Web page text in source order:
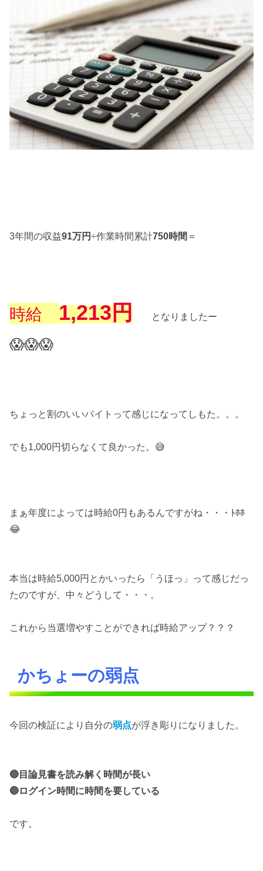
3年間の収益91万円÷作業時間累計750時間 ＝
時給 1,213円 となりましたー
😱😱😱
ちょっと割のいいバイトって感じになってしもた。。。
でも1,000円切らなくて良かった。😅
まぁ年度によっては時給0円もあるんですがね・・・ﾄﾎﾎ
😂
本当は時給5,000円とかいったら「うほっ」って感じだっ
たのですが、中々どうして・・・。
これから当選増やすことができれば時給アップ？？？
かちょーの弱点
今回の検証により自分の弱点が浮き彫りになりました。
🔵目論見書を読み解く時間が長い
🔵ログイン時間に時間を要している
です。